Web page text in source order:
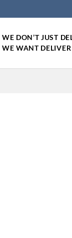
WE DON’T JUST
WE WANT